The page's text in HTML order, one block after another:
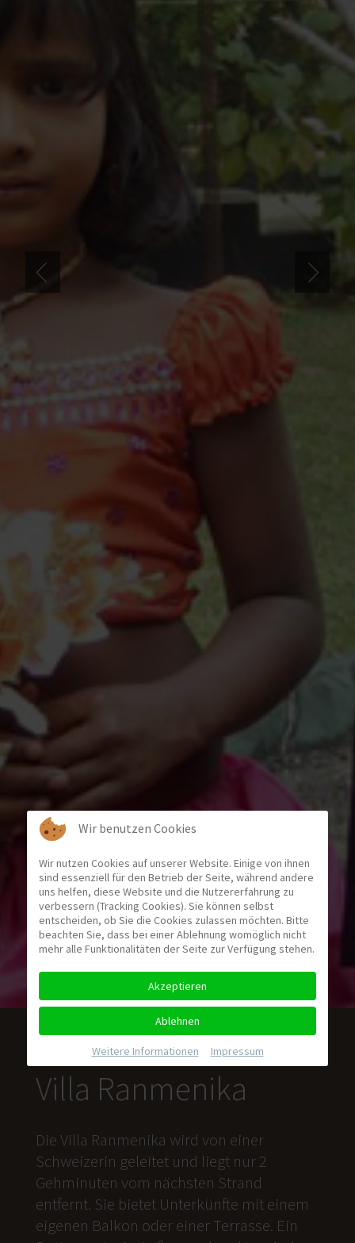
Villa Ranmenika
Die Villa Ranmenika wird von einer
Schweizerin geleitet und liegt nur 2
Gehminuten vom nächsten Strand
entfernt. Sie bietet Unterkünfte mit einem
eigenen Balkon oder einer Terrasse. Ein
Wir benutzen Cookies
Wir nutzen Cookies auf unserer Website. Einige von ihnen
sind essenziell für den Betrieb der Seite, während andere
uns helfen, diese Website und die Nutzererfahrung zu
verbessern (Tracking Cookies). Sie können selbst
entscheiden, ob Sie die Cookies zulassen möchten. Bitte
beachten Sie, dass bei einer Ablehnung womöglich nicht
mehr alle Funktionalitäten der Seite zur Verfügung stehen.
Akzeptieren
Ablehnen
Weitere Informationen Impressum